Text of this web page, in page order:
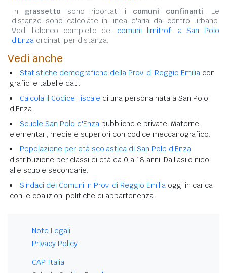
In grassetto sono riportati i comuni confinanti. Le
distanze sono calcolate in linea d'aria dal centro urbano.
Vedi l'elenco completo dei comuni limitrofi a San Polo
d'Enza ordinati per distanza.
Vedi anche
Statistiche demografiche della Prov. di Reggio Emilia con
grafici e tabelle dati.
Calcola il Codice Fiscale di una persona nata a San Polo
d'Enza.
Scuole San Polo d'Enza pubbliche e private. Materne,
elementari, medie e superiori con codice meccanografico.
Popolazione per età scolastica di San Polo d'Enza
distribuzione per classi di età da 0 a 18 anni. Dall'asilo nido
alle scuole secondarie.
Sindaci dei Comuni in Prov. di Reggio Emilia oggi in carica
con le coalizioni politiche di appartenenza.
Note Legali
Privacy Policy
CAP Italia